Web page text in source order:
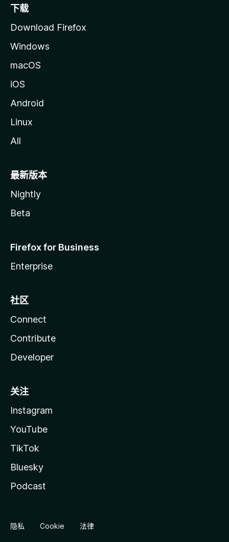
下载
Download Firefox
Windows
macOS
iOS
Android
Linux
All
最新版本
Nightly
Beta
Firefox for Business
Enterprise
社区
Connect
Contribute
Developer
关注
Instagram
YouTube
TikTok
Bluesky
Podcast
隐私 Cookie 法律